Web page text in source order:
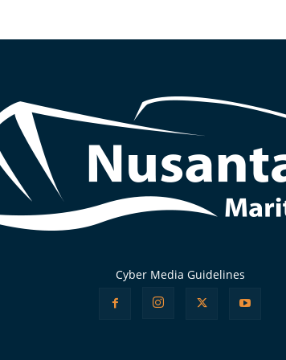
Cyber Media Guidelines